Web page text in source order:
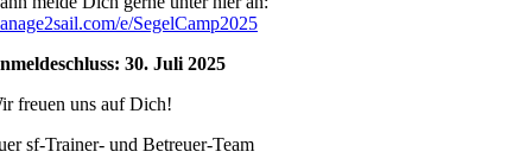
e/SegelCamp2025
30. Juli 2025
freuen uns auf Dich!
sf-Trainer- und Betreuer-Team